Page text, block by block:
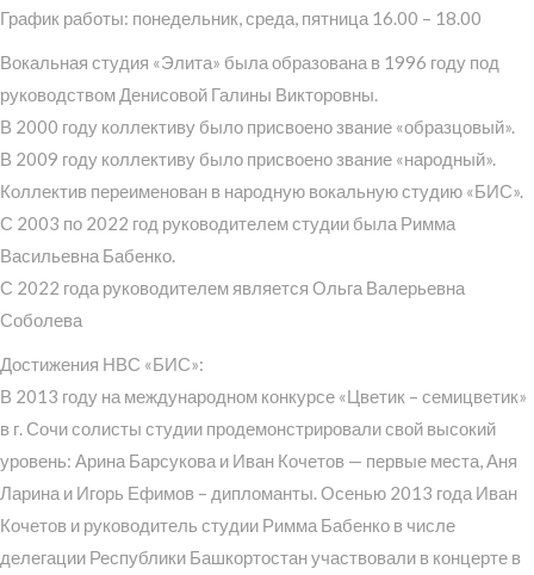
График работы: понедельник, среда, пятница 16.00 – 18.00
Вокальная студия «Элита» была образована в 1996 году под
руководством Денисовой Галины Викторовны.
В 2000 году коллективу было присвоено звание «образцовый».
В 2009 году коллективу было присвоено звание «народный».
Коллектив переименован в народную вокальную студию «БИС».
С 2003 по 2022 год руководителем студии была Римма
Васильевна Бабенко.
С 2022 года руководителем является Ольга Валерьевна
Соболева
Достижения НВС «БИС»:
В 2013 году на международном конкурсе «Цветик – семицветик»
в г. Сочи солисты студии продемонстрировали свой высокий
уровень: Арина Барсукова и Иван Кочетов — первые места, Аня
Ларина и Игорь Ефимов – дипломанты. Осенью 2013 года Иван
Кочетов и руководитель студии Римма Бабенко в числе
делегации Республики Башкортостан участвовали в концерте в